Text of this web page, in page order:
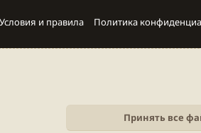
Условия и правила Политика
Принять все